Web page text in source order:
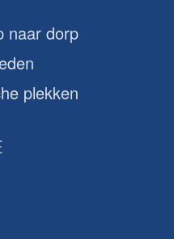
naar dorp
plekken